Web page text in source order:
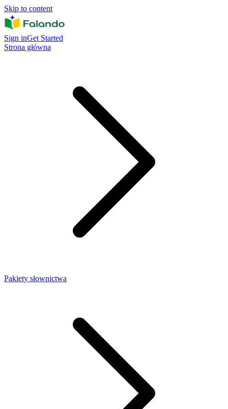
Skip to content
Sign inGet Started
Strona główna
Pakiety słownictwa